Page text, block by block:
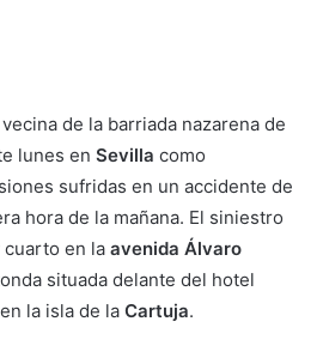
de la barriada nazarena de
lunes en Sevilla como
sufridas en un accidente de
hora de la mañana. El siniestro
cuarto en la avenida Álvaro
situada delante del hotel
la isla de la Cartuja.